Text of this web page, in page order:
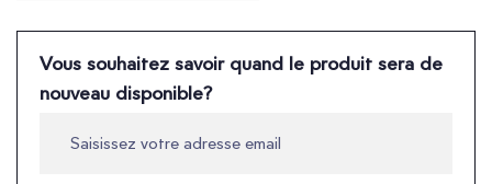
Vous souhaitez savoir quand le produit sera de
nouveau disponible?